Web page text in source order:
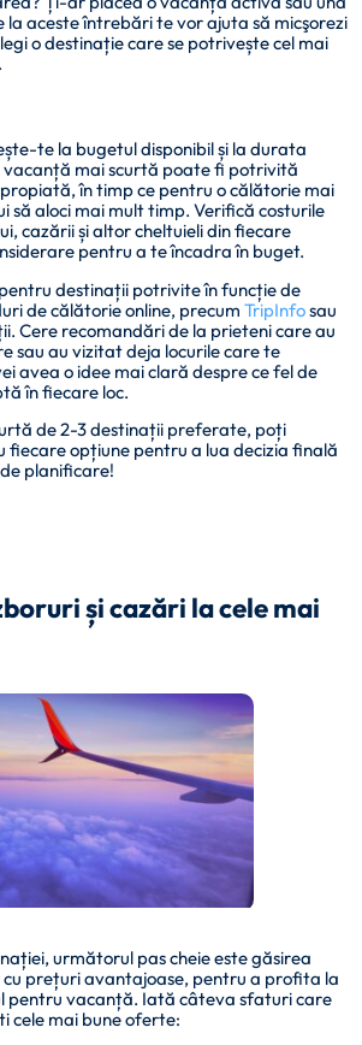
la aceste întrebări te vor ajuta să micşorezi
o destinație care se potrivește cel mai
te la bugetul disponibil și la durata
vacanță mai scurtă poate fi potrivită
în timp ce pentru o călătorie mai
aloci mai mult timp. Verifică costurile
cazării și altor cheltuieli din fiecare
pentru a te încadra în buget.
destinații potrivite în funcție de
de călătorie online, precum TripInfosau
Cere recomandări de la prieteni care au
sau au vizitat deja locurile care te
avea o idee mai clară despre ce fel de
în fiecare loc.
de 2-3 destinații preferate, poți
fiecare opțiune pentru a lua decizia finală
planificare!
și cazări la cele mai
următorul pas cheie este găsirea
cu prețuri avantajoase, pentru a profita la
pentru vacanță. Iată câteva sfaturi care
cele mai bune oferte: